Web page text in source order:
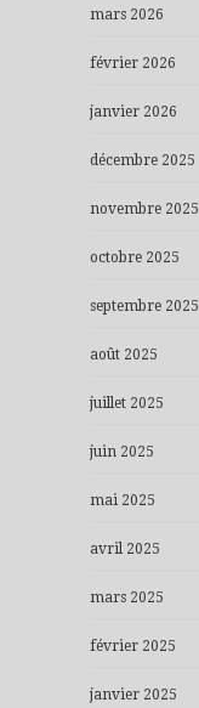
mars 2026
février 2026
janvier 2026
décembre 2025
novembre 2025
octobre 2025
septembre 2025
août 2025
juillet 2025
juin 2025
mai 2025
avril 2025
mars 2025
février 2025
janvier 2025